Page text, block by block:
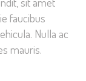
faucibus
Nulla ac
mauris.